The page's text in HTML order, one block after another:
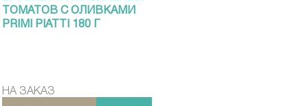
ТОМАТОВ С ОЛИВКАМИ
PRIMI PIATTI 180 Г
НА ЗАКАЗ